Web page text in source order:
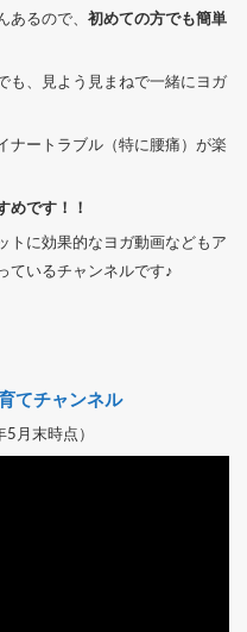
あるので、 初めての方でも簡単
も、見よう見まねで一緒にヨガ
ナートラブル（特に腰痛）が楽
めです！！
トに効果的なヨガ動画などもア
ているチャンネルです♪
てチャンネル
5月末時点）